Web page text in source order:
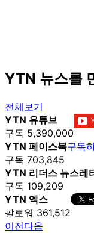
YTN 뉴스를
전체보기
YTN 유튜브
구독 5,390,000
YTN 페이스북
구독 703,845
구독
YTN 리더스 뉴스레
구독 109,209
YTN 엑스
팔로워 361,512
이전다음